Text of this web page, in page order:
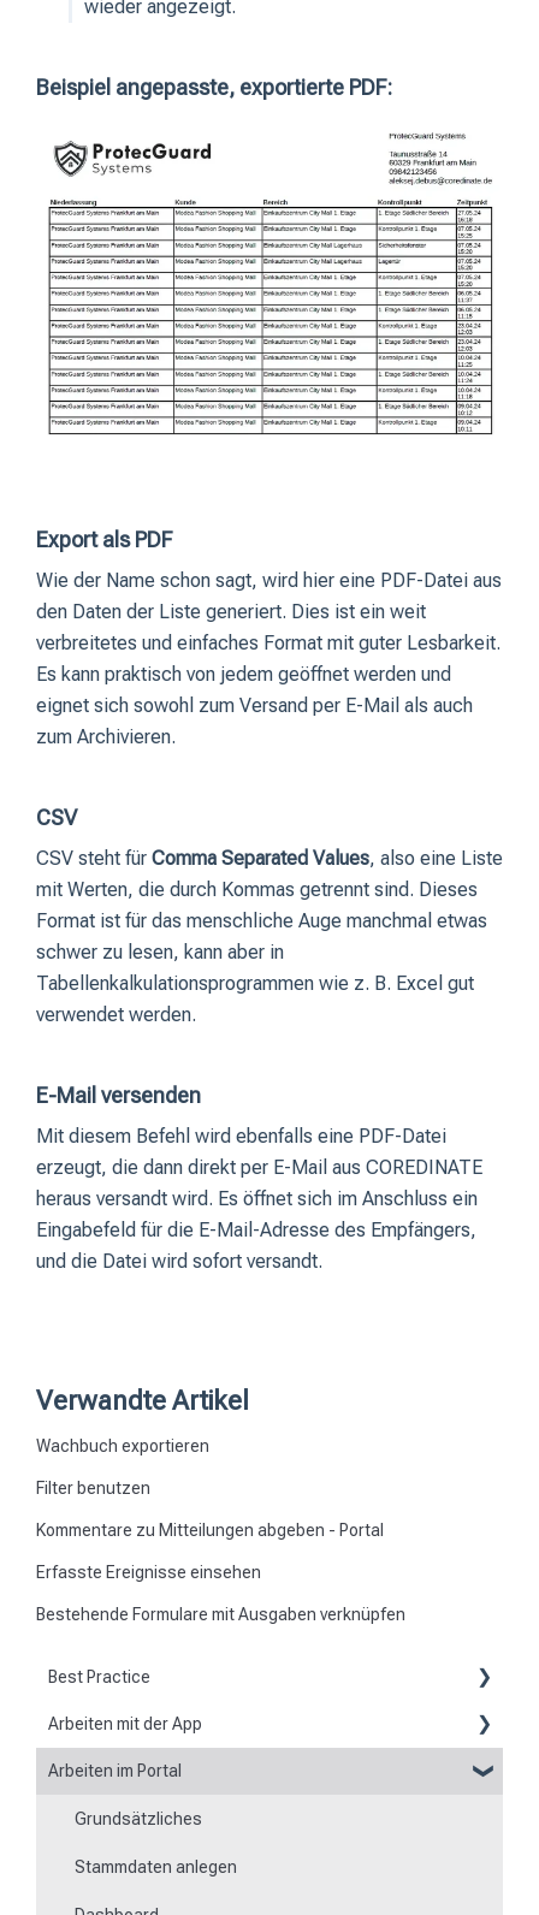
wieder angezeigt.
Beispiel angepasste, exportierte PDF:
Export als PDF
Wie der Name schon sagt, wird hier eine PDF-Datei aus
den Daten der Liste generiert. Dies ist ein weit
verbreitetes und einfaches Format mit guter Lesbarkeit.
Es kann praktisch von jedem geöffnet werden und
eignet sich sowohl zum Versand per E-Mail als auch
zum Archivieren.
CSV
CSV steht für Comma Separated Values, also eine Liste
mit Werten, die durch Kommas getrennt sind. Dieses
Format ist für das menschliche Auge manchmal etwas
schwer zu lesen, kann aber in
Tabellenkalkulationsprogrammen wie z. B. Excel gut
verwendet werden.
E-Mail versenden
Mit diesem Befehl wird ebenfalls eine PDF-Datei
erzeugt, die dann direkt per E-Mail aus COREDINATE
heraus versandt wird. Es öffnet sich im Anschluss ein
Eingabefeld für die E-Mail-Adresse des Empfängers,
und die Datei wird sofort versandt.
Verwandte Artikel
Wachbuch exportieren
Filter benutzen
Kommentare zu Mitteilungen abgeben - Portal
Erfasste Ereignisse einsehen
Bestehende Formulare mit Ausgaben verknüpfen
Best Practice
Berichte
Flexible Formulare
Zeiten
Besonderheit von Mobilgeräten
Arbeiten mit der App
Grundsätzliches zur App
Scannen von Kontrollpunkten
Navigation zu Einsatzorten
Arbeiten im Portal
Grundsätzliches
Stammdaten anlegen